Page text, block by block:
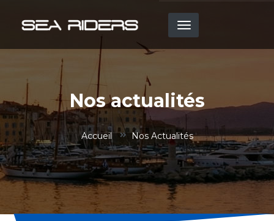
principal
Nos actualités
Accueil Nos Actualités